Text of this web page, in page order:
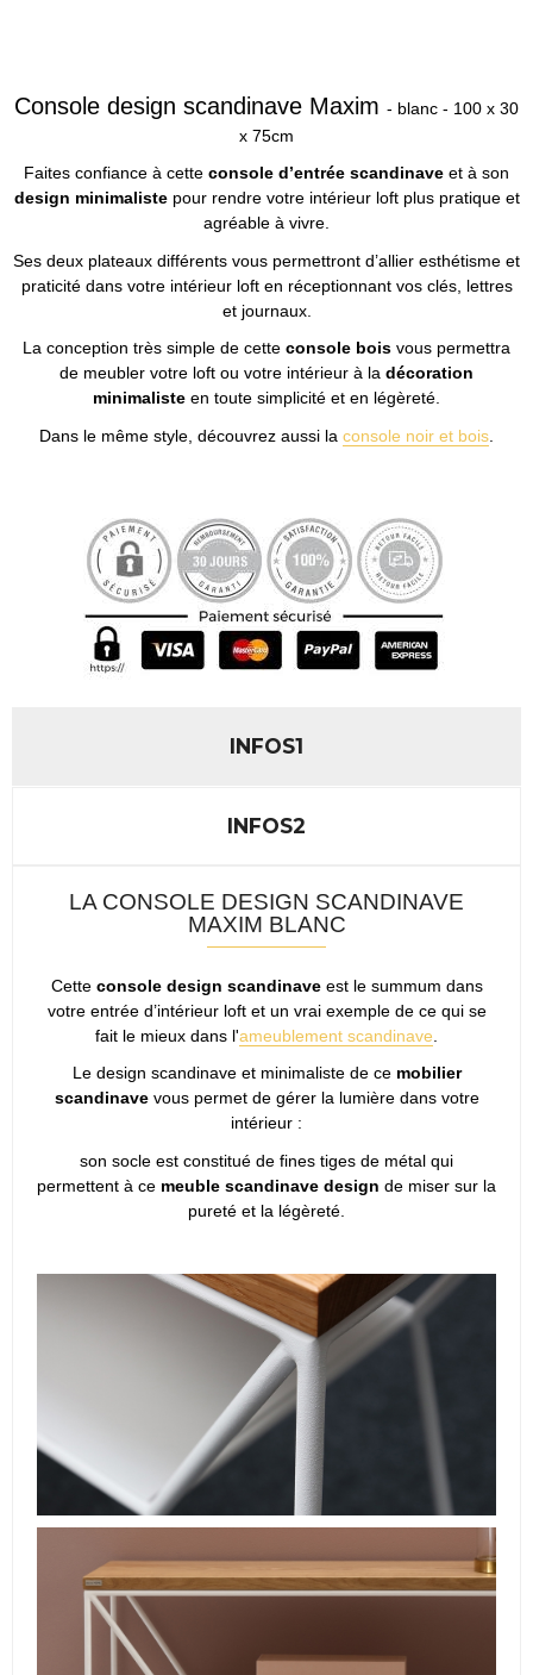
Console design scandinave Maxim - blanc - 100 x 30
x 75cm
Faites confiance à cette console d’entrée scandinave et à son
design minimaliste pour rendre votre intérieur loft plus pratique et
agréable à vivre.
Ses deux plateaux différents vous permettront d’allier esthétisme et
praticité dans votre intérieur loft en réceptionnant vos clés, lettres
et journaux.
La conception très simple de cette console bois vous permettra
de meubler votre loft ou votre intérieur à la décoration
minimaliste en toute simplicité et en légèreté.
Dans le même style, découvrez aussi la console noir et bois
INFOS1
INFOS2
LA CONSOLE DESIGN SCANDINAVE
MAXIM BLANC
Cette console design scandinave est le summum dans
votre entrée d’intérieur loft et un vrai exemple de ce qui se
fait le mieux dans l'ameublement scandinave
Le design scandinave et minimaliste de ce mobilier
scandinavevous permet de gérer la lumière dans votre
intérieur :
son socle est constitué de fines tiges de métal qui
permettent à ce meuble scandinave design de miser sur la
pureté et la légèreté.